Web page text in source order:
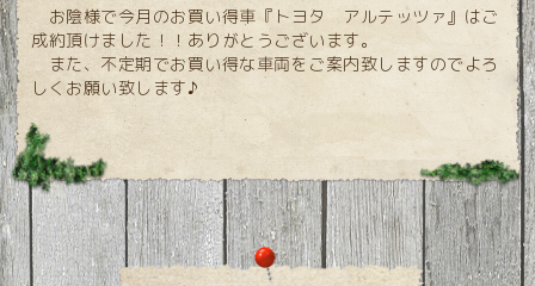
お陰様で今月のお買い得車『トヨタ アルテッツァ』はご
成約頂けました！！ありがとうございます。
また、不定期でお買い得な車両をご案内致しますのでよろ
しくお願い致します♪